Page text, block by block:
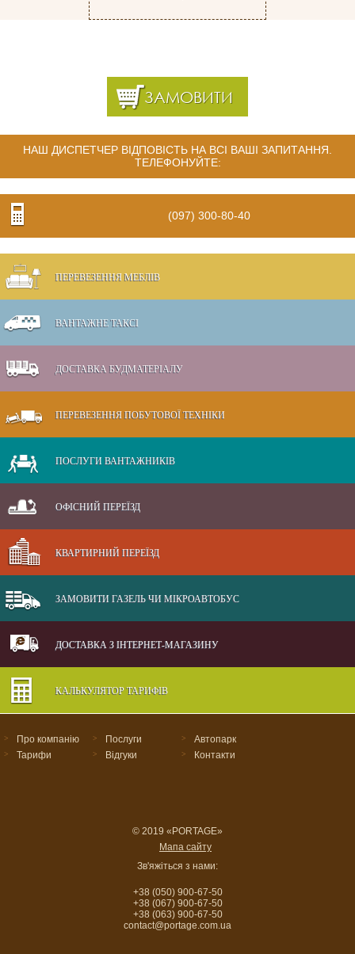
ЗАМОВИТИ
НАШ ДИСПЕТЧЕР ВІДПОВІСТЬ НА ВСІ ВАШІ ЗАПИТАННЯ.
ТЕЛЕФОНУЙТЕ:
(097) 300-80-40
ПЕРЕВЕЗЕННЯ МЕБЛІВ
ВАНТАЖНЕ ТАКСІ
ДОСТАВКА БУДМАТЕРІАЛУ
ПЕРЕВЕЗЕННЯ ПОБУТОВОЇ ТЕХНІКИ
ПОСЛУГИ ВАНТАЖНИКІВ
ОФІСНИЙ ПЕРЕЇЗД
КВАРТИРНИЙ ПЕРЕЇЗД
ЗАМОВИТИ ГАЗЕЛЬ ЧИ МІКРОАВТОБУС
ДОСТАВКА З ІНТЕРНЕТ-МАГАЗИНУ
КАЛЬКУЛЯТОР ТАРИФІВ
> Про компанію > Послуги > Автопарк
> Тарифи > Відгуки > Контакти
© 2019 «PORTAGE»
Мапа сайту
Зв'яжіться з нами:
+38 (050) 900-67-50
+38 (067) 900-67-50
+38 (063) 900-67-50
contact@portage.com.ua